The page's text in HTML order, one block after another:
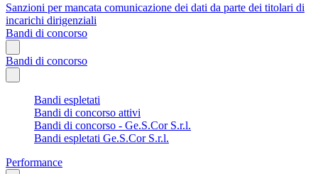
Sanzioni per mancata comunicazione dei dati da parte dei titolari di
incarichi dirigenziali
Bandi di concorso
Bandi di concorso
Bandi espletati
Bandi di concorso attivi
Bandi di concorso - Ge.S.Cor S.r.l.
Bandi espletati Ge.S.Cor S.r.l.
Performance